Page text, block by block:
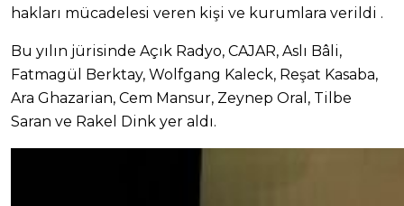
hakları mücadelesi veren kişi ve kurumlara verildi .
Bu yılın jürisinde Açık Radyo, CAJAR, Aslı Bâli,
Fatmagül Berktay, Wolfgang Kaleck, Reşat Kasaba,
Ara Ghazarian, Cem Mansur, Zeynep Oral, Tilbe
Saran ve Rakel Dink yer aldı.